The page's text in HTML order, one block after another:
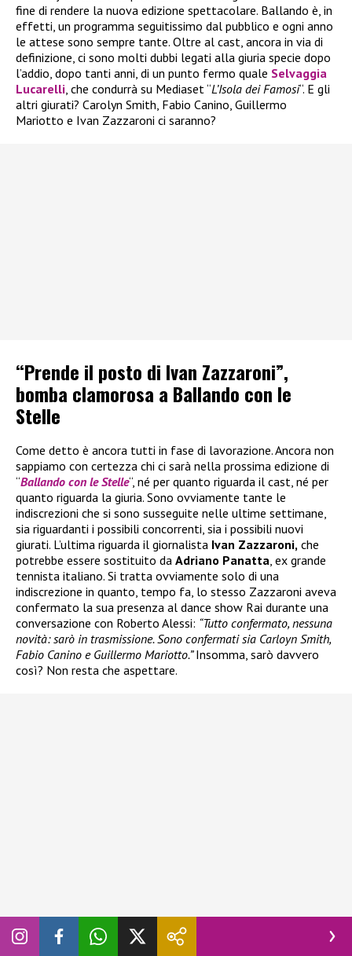
fine di rendere la nuova edizione spettacolare. Ballando è, in
effetti, un programma seguitissimo dal pubblico e ogni anno
le attese sono sempre tante. Oltre al cast, ancora in via di
definizione, ci sono molti dubbi legati alla giuria specie dopo
l’addio, dopo tanti anni, di un punto fermo quale Selvaggia
Lucarelli , che condurrà su Mediaset “L’Isola dei Famosi“. E gli
altri giurati? Carolyn Smith, Fabio Canino, Guillermo
Mariotto e Ivan Zazzaroni ci saranno?
“Prende il posto di Ivan Zazzaroni”,
bomba clamorosa a Ballando con le
Stelle
Come detto è ancora tutti in fase di lavorazione. Ancora non
sappiamo con certezza chi ci sarà nella prossima edizione di
“Ballando con le Stelle“, né per quanto riguarda il cast, né per
quanto riguarda la giuria. Sono ovviamente tante le
indiscrezioni che si sono susseguite nelle ultime settimane,
sia riguardanti i possibili concorrenti, sia i possibili nuovi
giurati. L’ultima riguarda il giornalista Ivan Zazzaroni, che
potrebbe essere sostituito da Adriano Panatta, ex grande
tennista italiano. Si tratta ovviamente solo di una
indiscrezione in quanto, tempo fa, lo stesso Zazzaroni aveva
confermato la sua presenza al dance show Rai durante una
conversazione con Roberto Alessi: “Tutto confermato, nessuna
novità: sarò in trasmissione. Sono confermati sia Carloyn Smith,
Fabio Canino e Guillermo Mariotto.”Insomma, sarò davvero
così? Non resta che aspettare.